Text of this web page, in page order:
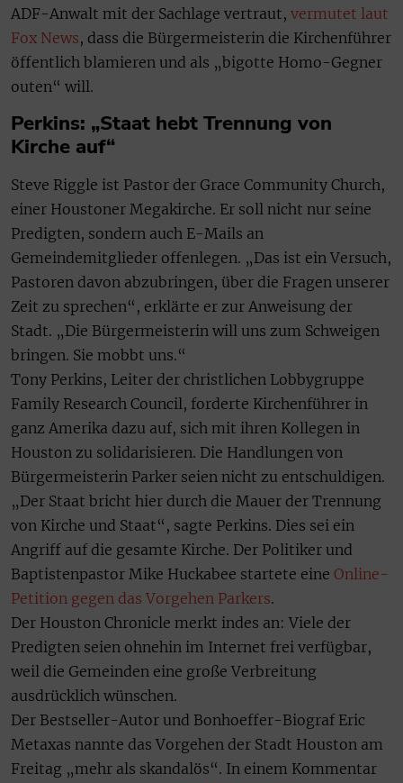
ADF-Anwalt mit der Sachlage vertraut, vermutet laut
Fox News, dass die Bürgermeisterin die Kirchenführer
öffentlich blamieren und als „bigotte Homo-Gegner
outen“ will.
Perkins: „Staat hebt Trennung von
Kirche auf“
Steve Riggle ist Pastor der Grace Community Church,
einer Houstoner Megakirche. Er soll nicht nur seine
Predigten, sondern auch E-Mails an
Gemeindemitglieder offenlegen. „Das ist ein Versuch,
Pastoren davon abzubringen, über die Fragen unserer
Zeit zu sprechen“, erklärte er zur Anweisung der
Stadt. „Die Bürgermeisterin will uns zum Schweigen
bringen. Sie mobbt uns.“
Tony Perkins, Leiter der christlichen Lobbygruppe
Family Research Council, forderte Kirchenführer in
ganz Amerika dazu auf, sich mit ihren Kollegen in
Houston zu solidarisieren. Die Handlungen von
Bürgermeisterin Parker seien nicht zu entschuldigen.
„Der Staat bricht hier durch die Mauer der Trennung
von Kirche und Staat“, sagte Perkins. Dies sei ein
Angriff auf die gesamte Kirche. Der Politiker und
Baptistenpastor Mike Huckabee startete eine Online-
Petition gegen das Vorgehen Parkers.
Der Houston Chronicle merkt indes an: Viele der
Predigten seien ohnehin im Internet frei verfügbar,
weil die Gemeinden eine große Verbreitung
ausdrücklich wünschen.
Der Bestseller-Autor und Bonhoeffer-Biograf Eric
Metaxas nannte das Vorgehen der Stadt Houston am
Freitag „mehr als skandalös“. In einem Kommentar